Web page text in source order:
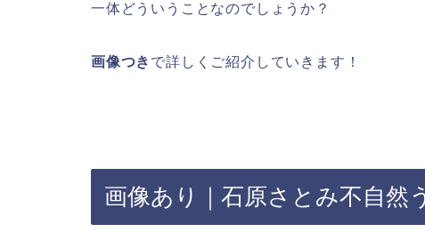
一体どういうことなのでしょうか？
画像つき で詳しくご紹介していきます！
画像あり｜石原さとみ不自然